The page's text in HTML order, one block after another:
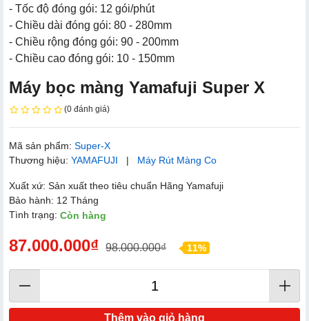
- Tốc độ đóng gói: 12 gói/phút
- Chiều dài đóng gói: 80 - 280mm
- Chiều rộng đóng gói: 90 - 200mm
- Chiều cao đóng gói: 10 - 150mm
Máy bọc màng Yamafuji Super X
(0 đánh giá)
Mã sản phẩm: Super-X
Thương hiệu: YAMAFUJI | Máy Rút Màng Co
Xuất xứ: Sản xuất theo tiêu chuẩn Hãng Yamafuji
Bảo hành: 12 Tháng
Tình trạng: Còn hàng
87.000.000₫ 98.000.000₫ 11%
Thêm vào giỏ hàng